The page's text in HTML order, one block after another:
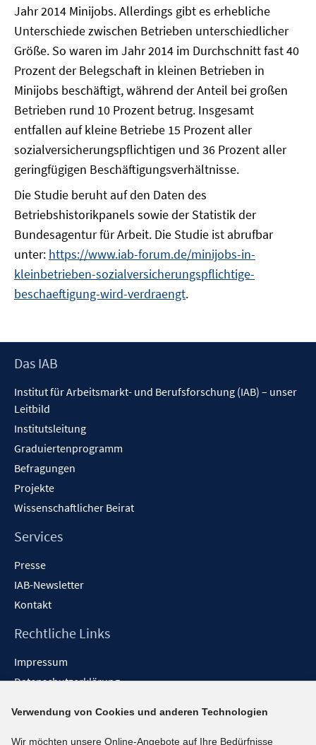
Jahr 2014 Minijobs. Allerdings gibt es erhebliche
Unterschiede zwischen Betrieben unterschiedlicher
Größe. So waren im Jahr 2014 im Durchschnitt fast 40
Prozent der Belegschaft in kleinen Betrieben in
Minijobs beschäftigt, während der Anteil bei großen
Betrieben rund 10 Prozent betrug. Insgesamt
entfallen auf kleine Betriebe 15 Prozent aller
sozialversicherungspflichtigen und 36 Prozent aller
geringfügigen Beschäftigungsverhältnisse.
Die Studie beruht auf den Daten des
Betriebshistorikpanels sowie der Statistik der
Bundesagentur für Arbeit. Die Studie ist abrufbar
unter: https://www.iab-forum.de/minijobs-in-
kleinbetrieben-sozialversicherungspflichtige-
beschaeftigung-wird-verdraengt.
Footer
Das IAB
Institut für Arbeitsmarkt- und Berufsforschung (IAB) – unser
Leitbild
Institutsleitung
Graduiertenprogramm
Befragungen
Projekte
Wissenschaftlicher Beirat
Services
Presse
IAB-Newsletter
Kontakt
Rechtliche Links
Impressum
Datenschutzerklärung
Barrieren melden
Verwendung von Cookies und anderen Technologien
Wir möchten unsere Online-Angebote auf Ihre Bedürfnisse